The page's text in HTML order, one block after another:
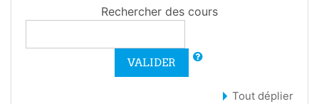
Rechercher des cours
VALIDER
Tout déplier